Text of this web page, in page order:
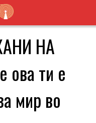
НА
ова ти е
мир во